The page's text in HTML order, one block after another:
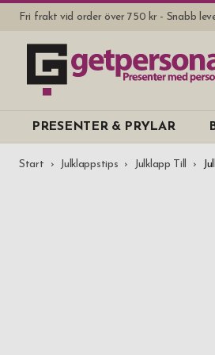
Fri frakt vid order över 750 kr - Snabb
PRESENTER & PRYLAR
Start Julklappstips Julklapp Till